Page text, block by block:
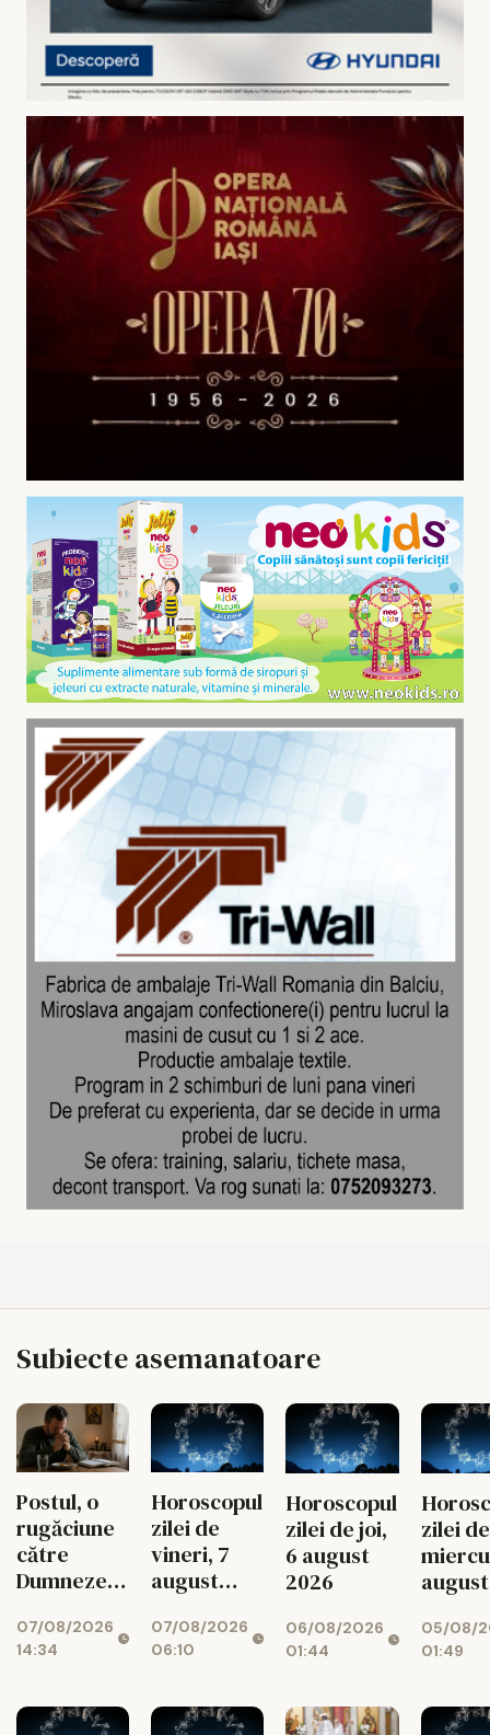
Subiecte asemanatoare
Postul, o
rugăciune
către
Dumnezeu
toată viața
07/08/2026
14:34
Horoscopul
zilei de
vineri, 7
august
07/08/2026
06:10
Horoscopul
zilei de joi,
6 august
2026
06/08/2026
01:44
zilei de
august
05/08/
01:49